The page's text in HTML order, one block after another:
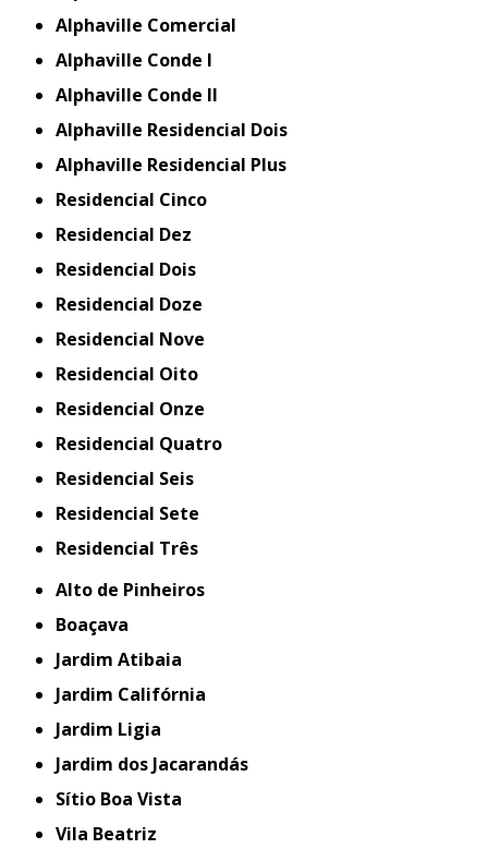
Alphaville Comercial
Alphaville Conde I
Alphaville Conde II
Alphaville Residencial Dois
Alphaville Residencial Plus
Residencial Cinco
Residencial Dez
Residencial Dois
Residencial Doze
Residencial Nove
Residencial Oito
Residencial Onze
Residencial Quatro
Residencial Seis
Residencial Sete
Residencial Três
Alto de Pinheiros
Boaçava
Jardim Atibaia
Jardim Califórnia
Jardim Ligia
Jardim dos Jacarandás
Sítio Boa Vista
Vila Beatriz